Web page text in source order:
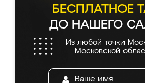
БЕСПЛАТНОЕ
ДО НАШЕГО
Из любой точки
Московской